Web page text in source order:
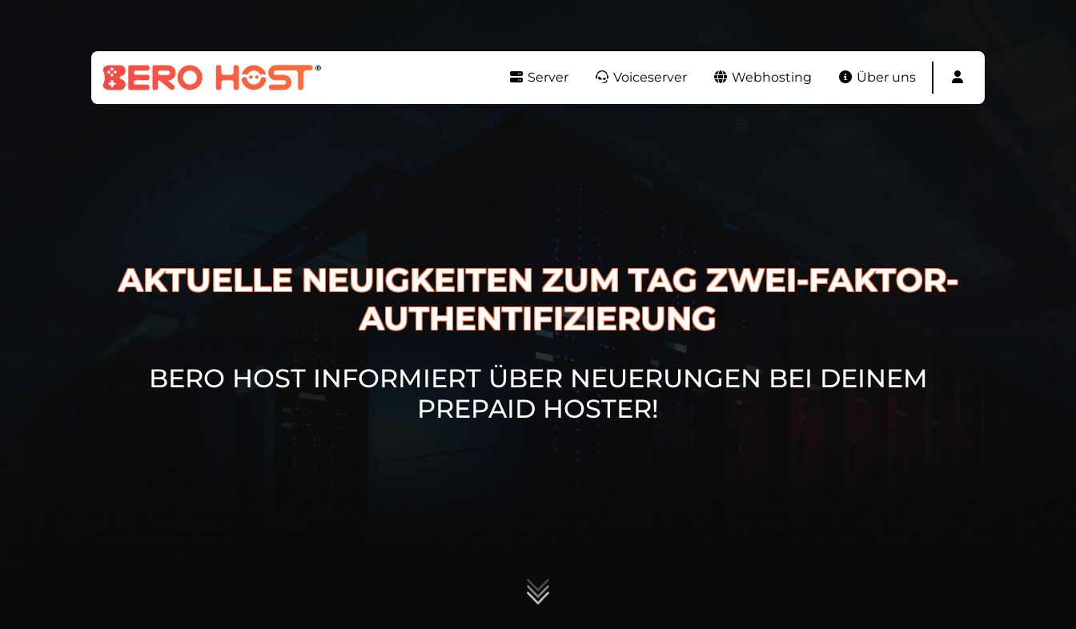
Server Voiceserver Webhosting Über uns
AKTUELLE NEUIGKEITEN ZUM TAG ZWEI-FAKTOR-
AUTHENTIFIZIERUNG
BERO HOST INFORMIERT ÜBER NEUERUNGEN BEI DEINEM
PREPAID HOSTER!